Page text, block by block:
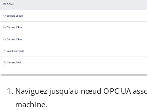
Naviguez jusqu'au nœud OPC UA
machine.